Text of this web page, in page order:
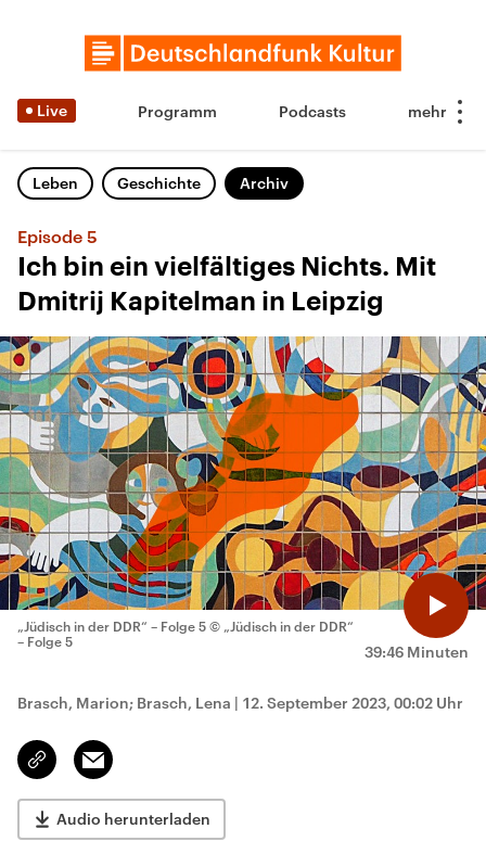
Live Programm Podcasts
Leben Geschichte Archiv
Episode 5
Ich bin ein vielfältiges Nichts. Mit
Dmitrij Kapitelman in Leipzig
39:46 Minuten
„Jüdisch in der DDR“ – Folge 5 © „Jüdisch in der DDR“
– Folge 5
Brasch, Marion; Brasch, Lena | 12. September 2023, 00:02 Uhr
Link
kopieren/teilen
Email
Audio herunterladen